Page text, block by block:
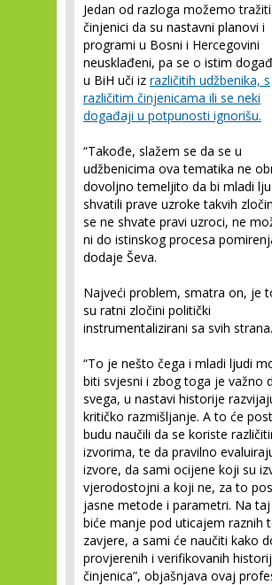
Jedan od razloga možemo
činjenici da su nastavni planovi i
programi u Bosni i Hercegovini
neusklađeni, pa se o istim
u BiH uči iz različitih udžbenika, s
različitim činjenicama ili se neki
događaji u potpunosti ignorišu.
“Takođe, slažem se da se u
udžbenicima ova tematika ne
dovoljno temeljito da bi mladi
shvatili prave uzroke takvih
se ne shvate pravi uzroci, ne
ni do istinskog procesa
dodaje Ševa.
Najveći problem, smatra on, je
su ratni zločini politički
instrumentalizirani sa svih strana.
“To je nešto čega i mladi ljudi
biti svjesni i zbog toga je važno
svega, u nastavi historije
kritičko razmišljanje. A to će
budu naučili da se koriste
izvorima, te da pravilno
izvore, da sami ocijene koji su
vjerodostojni a koji ne, za to
jasne metode i parametri. Na taj
biće manje pod uticajem raznih
zavjere, a sami će naučiti kako
provjerenih i verifikovanih
činjenica”, objašnjava ovaj